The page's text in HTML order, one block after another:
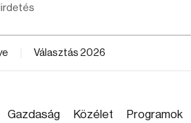
Választás 2026
Gazdaság Közélet Programok